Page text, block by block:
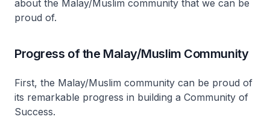
about the Malay/Muslim community that we can be
proud of.
Progress of the Malay/Muslim Community
First, the Malay/Muslim community can be proud of
its remarkable progress in building a Community of
Success.